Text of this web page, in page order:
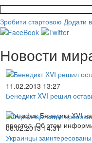
Зробити стартовою Додати
Новости
11.02.2013 13:27
Бенедикт XVI решил
Понтифик Бенедикт XVI
престол. Об этом
08.02.2013 14:31
Украинцы